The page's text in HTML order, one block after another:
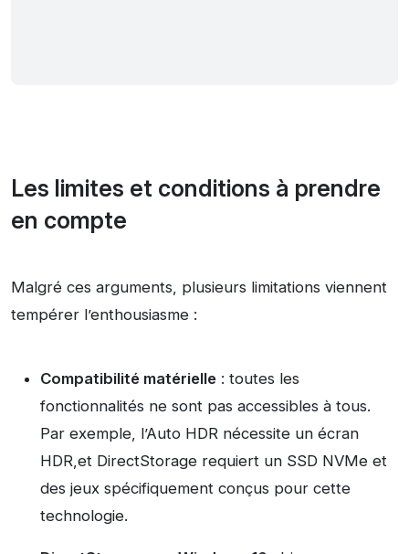
Les limites et conditions à prendre
en compte
Malgré ces arguments, plusieurs limitations viennent
tempérer l’enthousiasme :
Compatibilité matérielle : toutes les
fonctionnalités ne sont pas accessibles à tous.
Par exemple, l’Auto HDR nécessite un écran
HDR,et DirectStorage requiert un SSD NVMe et
des jeux spécifiquement conçus pour cette
technologie.